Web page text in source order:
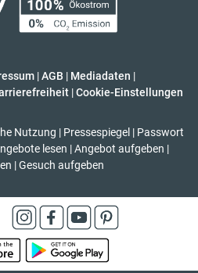
|AGB | Mediadaten |
| Cookie-Einstellungen
Nutzung | Pressespiegel | Passwort
lesen | Angebot aufgeben |
| Gesuch aufgeben